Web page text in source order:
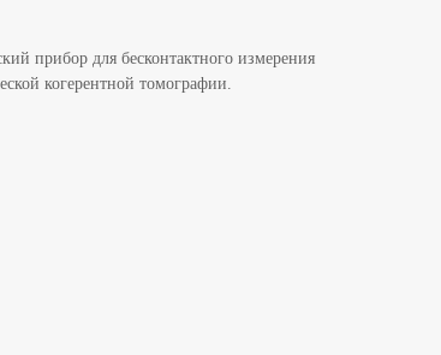
прибор для бесконтактного измерения
когерентной томографии.